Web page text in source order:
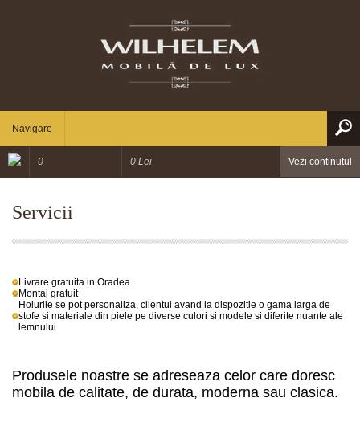
Navigare
0 0 Lei Vezi continutul
Servicii
Livrare gratuita in Oradea
Montaj gratuit
Holurile se pot personaliza, clientul avand la dispozitie o gama larga de
stofe si materiale din piele pe diverse culori si modele si diferite nuante ale
lemnului
Produsele noastre se adreseaza celor care doresc
mobila de calitate, de durata, moderna sau clasica.